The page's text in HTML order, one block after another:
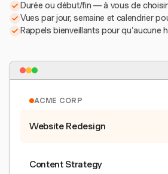
Durée ou début/fin — à vous de choisir
Vues par jour, semaine et calendrier
Rappels bienveillants pour qu'aucune
ACME CORP
Website Redesign
Content Strategy